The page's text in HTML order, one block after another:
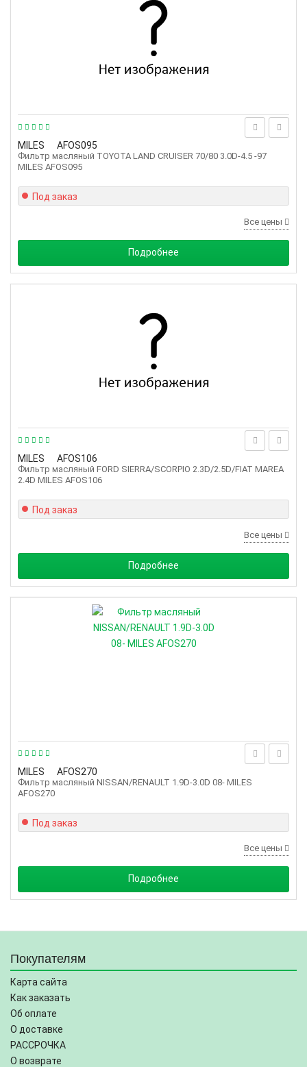
MILES AFOS095
Фильтр масляный TOYOTA LAND CRUISER 70/80 3.0D-4.5 -97
MILES AFOS095
Под заказ
Все цены
Подробнее
MILES AFOS106
Фильтр масляный FORD SIERRA/SCORPIO 2.3D/2.5D/FIAT MAREA
2.4D MILES AFOS106
Под заказ
Все цены
Подробнее
MILES AFOS270
Фильтр масляный NISSAN/RENAULT 1.9D-3.0D 08- MILES
AFOS270
Под заказ
Все цены
Подробнее
Покупателям
Карта сайта
Как заказать
Об оплате
О доставке
РАССРОЧКА
О возврате